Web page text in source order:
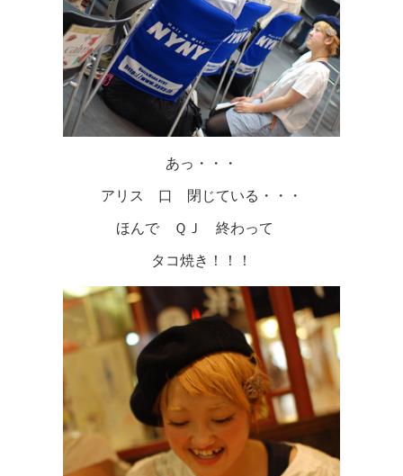
あっ・・・
アリス 口 閉じている・・・
ほんで ＱＪ 終わって
タコ焼き！！！